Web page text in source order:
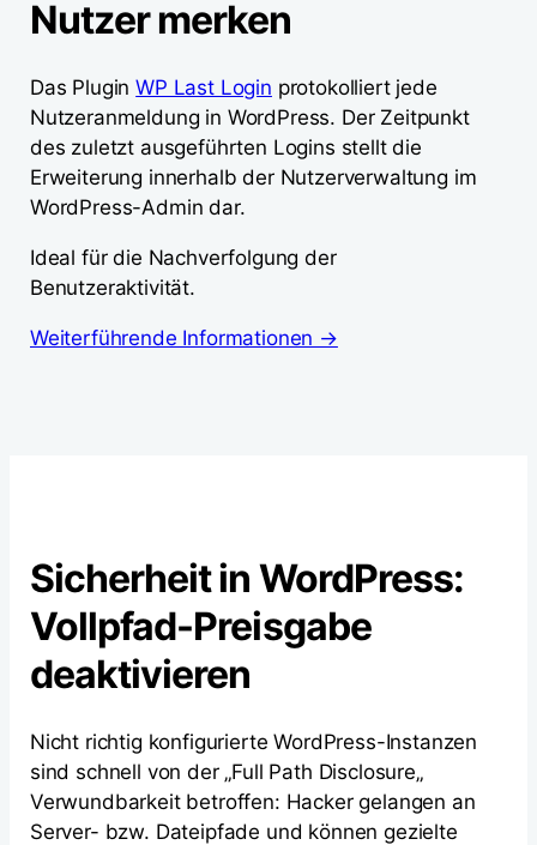
Nutzer merken
Das PluginWP Last Login protokolliert jede
Nutzeranmeldung in WordPress. Der Zeitpunkt
des zuletzt ausgeführten Logins stellt die
Erweiterung innerhalb der Nutzerverwaltung im
WordPress-Admin dar.
Ideal für die Nachverfolgung der
Benutzeraktivität.
Weiterführende Informationen →
Sicherheit in WordPress:
Vollpfad-Preisgabe
deaktivieren
Nicht richtig konfigurierte WordPress-Instanzen
sind schnell von der „Full Path Disclosure„
Verwundbarkeit betroffen: Hacker gelangen an
Server- bzw. Dateipfade und können gezielte